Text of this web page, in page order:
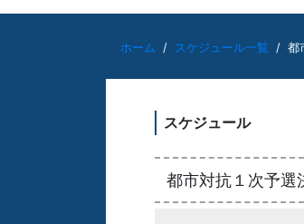
ホーム スケジュール一覧 都
スケジュール
都市対抗１次予選